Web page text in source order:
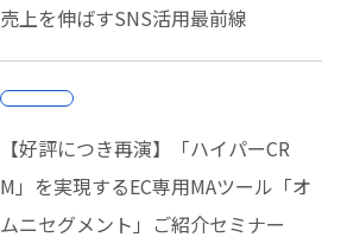
売上を伸ばすSNS活用最前線
【好評につき再演】「ハイパーCR
M」を実現するEC専用MAツール「オ
ムニセグメント」ご紹介セミナー